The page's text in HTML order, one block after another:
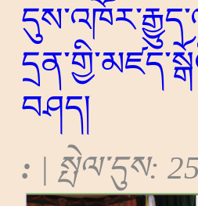
བཤད།
: | སྤེལ་དུས: